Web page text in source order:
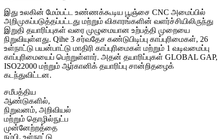
இது உலகின் மேம்பட்ட உண்ணக்கூடிய பூஞ்சை CNC அமைப்பில்
அறிமுகப்படுத்தப்பட்டது மற்றும் விகாரங்களின் வளர்ச்சியிலிருந்து
இறுதி தயாரிப்புகள் வரை முழுமையான உற்பத்தி முறையை
நிறுவியுள்ளது. Qihe 3 சர்வதேச கண்டுபிடிப்பு காப்புரிமைகள், 26
உள்நாட்டு பயன்பாட்டு மாதிரி காப்புரிமைகள் மற்றும் 1 வடிவமைப்பு
காப்புரிமையைப் பெற்றுள்ளார். அதன் தயாரிப்புகள் GLOBAL GAP,
ISO22000 மற்றும் ஆர்கானிக் தயாரிப்பு சான்றிதழைக்
கடந்துவிட்டன.
சமீபத்திய
ஆண்டுகளில்,
நிறுவனம், அறிவியல்
மற்றும் தொழில்நுட்ப
முன்னேற்றத்தை
நம்பி, உள்நாட்டு